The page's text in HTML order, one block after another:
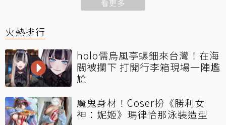
看更多
火熱排行
holo儒烏風亭螺鈿來台灣！在海
關被攔下 打開行李箱現場一陣尷
尬
魔鬼身材！Coser扮《勝利女
神：妮姬》瑪律恰那泳裝造型